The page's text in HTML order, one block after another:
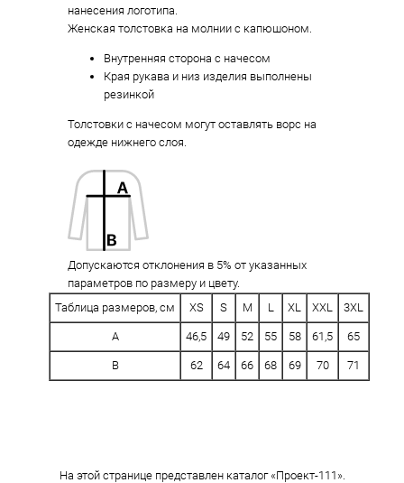
нанесения логотипа.
Женская толстовка на молнии с капюшоном.
Внутренняя сторона с начесом
Края рукава и низ изделия выполнены
резинкой
Толстовки с начесом могут оставлять ворс на
одежде нижнего слоя.
Допускаются отклонения в 5% от указанных
параметров по размеру и цвету.
Таблица размеров, см
XS S M L XL XXL 3XL
A 46,5 49 52 55 58 61,5 65
B 62 64 66 68 69 70 71
На этой странице представлен каталог «Проект-111».